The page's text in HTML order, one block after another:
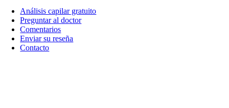
Análisis capilar gratuito
Preguntar al doctor
Comentarios
Enviar su reseña
Contacto